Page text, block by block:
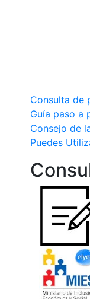
Consulta de
Guía paso a
Consejo de
Puedes